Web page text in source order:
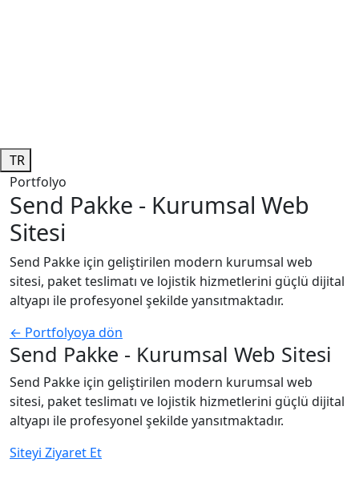
TR
Portfolyo
Send Pakke - Kurumsal Web
Sitesi
Send Pakke için geliştirilen modern kurumsal web
sitesi, paket teslimatı ve lojistik hizmetlerini güçlü dijital
altyapı ile profesyonel şekilde yansıtmaktadır.
← Portfolyoya dön
Send Pakke - Kurumsal Web Sitesi
Send Pakke için geliştirilen modern kurumsal web
sitesi, paket teslimatı ve lojistik hizmetlerini güçlü dijital
altyapı ile profesyonel şekilde yansıtmaktadır.
Siteyi Ziyaret Et